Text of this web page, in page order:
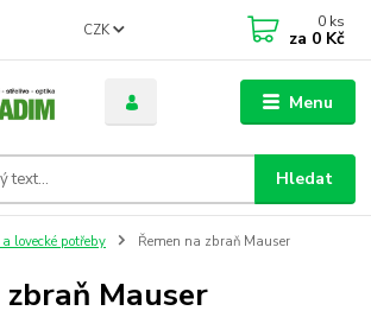
Menu
CZK
Hledat
0 ks
za 0 Kč
lovecké potřeby Řemen na zbraň Mauser
zbraň Mauser